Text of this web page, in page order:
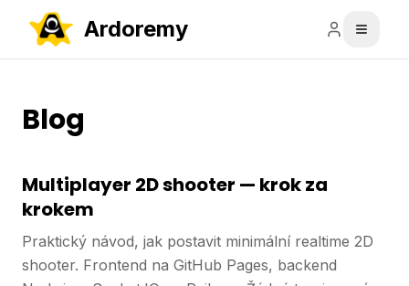
Ardoremy
Blog
Multiplayer 2D shooter — krok za
krokem
Praktický návod, jak postavit minimální realtime 2D
shooter. Frontend na GitHub Pages, backend